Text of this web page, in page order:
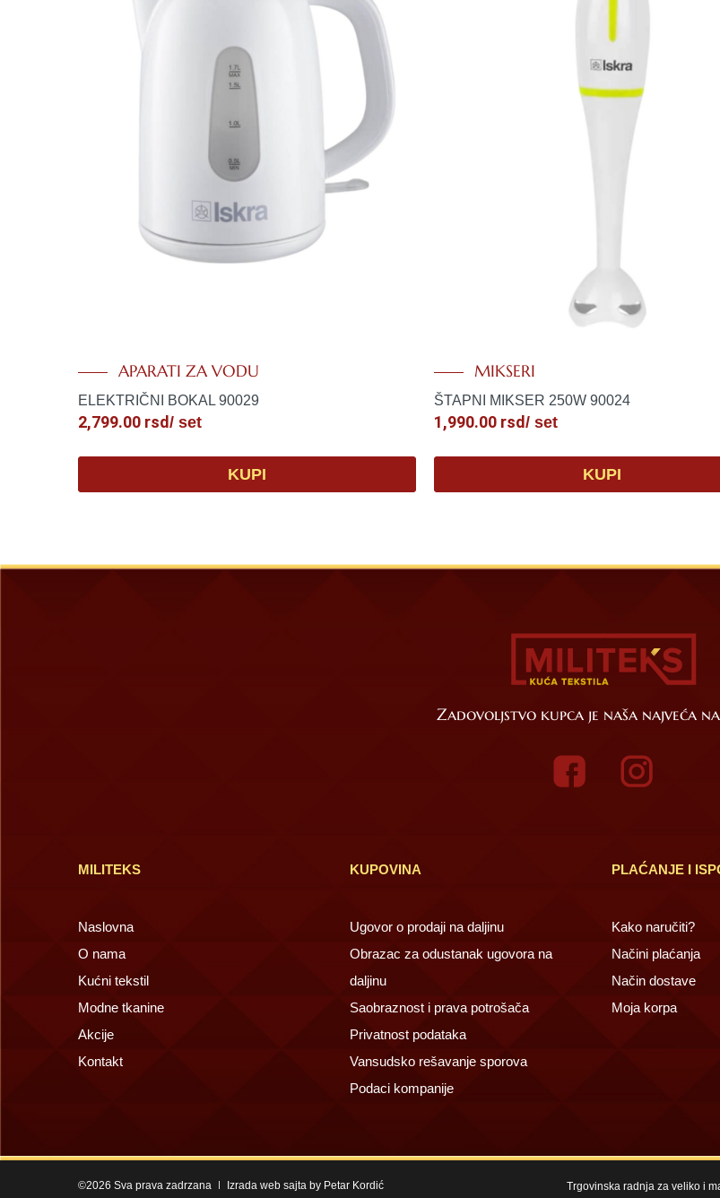
APARATI ZA VODU
ELEKTRIČNI BOKAL 90029
2,799.00 rsd/ set
KUPI
MIKSERI
ŠTAPNI MIKSER 250W 90024
1,990.00rsd/ set
KUPI
Zadovoljstvo kupca je naša najveća
MILITEKS
Naslovna
O nama
Kućni tekstil
Modne tkanine
Akcije
Kontakt
KUPOVINA
Ugovor o prodaji na daljinu
Obrazac za odustanak ugovora na
daljinu
Saobraznost i prava potrošača
Privatnost podataka
Vansudsko rešavanje sporova
Podaci kompanije
PLAĆANJE I
Kako naručiti?
Načini plaćanja
Način dostave
Moja korpa
©2026 Sva prava zadrzana Izrada web sajta by Petar Kordić Trgovinska radnja za veliko i